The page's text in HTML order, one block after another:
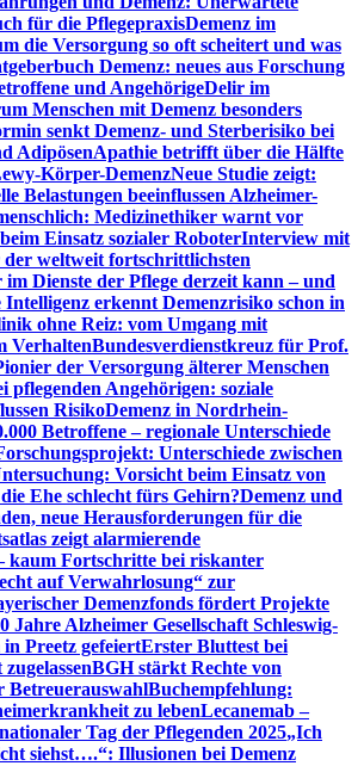
für die PflegepraxisDemenz im
die Versorgung so oft scheitert und was
Demenz: neues aus Forschung
und AngehörigeDelir im
Menschen mit Demenz besonders
senkt Demenz- und Sterberisiko bei
AdipösenApathie betrifft über die Hälfte
Körper-DemenzNeue Studie zeigt:
Belastungen beeinflussen Alzheimer-
Medizinethiker warnt vor
Einsatz sozialer RoboterInterview mit
weltweit fortschrittlichsten
Dienste der Pflege derzeit kann – und
erkennt Demenzrisiko schon in
ohne Reiz: vom Umgang mit
VerhaltenBundesverdienstkreuz für Prof.
der Versorgung älterer Menschen
pflegenden Angehörigen: soziale
RisikoDemenz in Nordrhein-
Betroffene – regionale Unterschiede
Unterschiede zwischen
Vorsicht beim Einsatz von
Ehe schlecht fürs Gehirn?Demenz und
neue Herausforderungen für die
zeigt alarmierende
kaum Fortschritte bei riskanter
auf Verwahrlosung“ zur
Demenzfonds fördert Projekte
Jahre Alzheimer Gesellschaft Schleswig-
Preetz gefeiertErster Bluttest bei
BGH stärkt Rechte von
BetreuerauswahlBuchempfehlung:
zu lebenLecanemab –
Tag der Pflegenden 2025„Ich
siehst….“: Illusionen bei Demenz